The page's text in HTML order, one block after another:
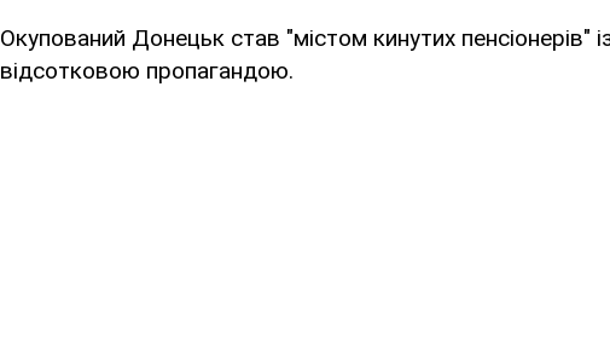
Окупований Донецьк став "містом кинутих пенсіонерів"
відсотковою пропагандою.